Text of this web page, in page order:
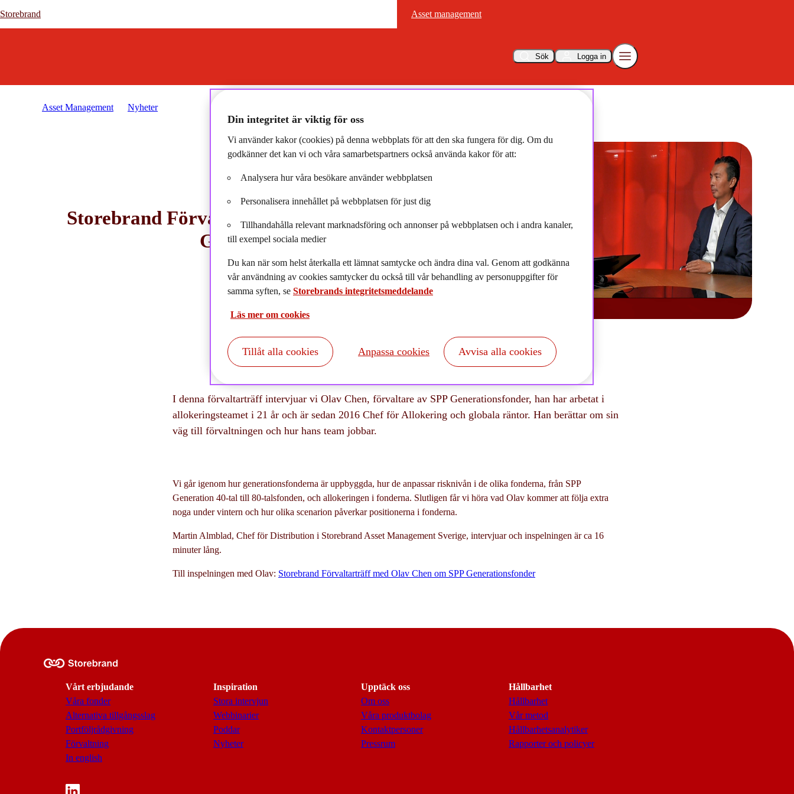
Storebrand Asset management
Sök Logga in
Storebrand Asset management
Asset Management Nyheter
Storebrand Förvaltarträff med Olav Chen om SPP
Generationsfonder
2024-10-09
I denna förvaltarträff intervjuar vi Olav Chen, förvaltare av SPP Generationsfonder, han har arbetat i
allokeringsteamet i 21 år och är sedan 2016 Chef för Allokering och globala räntor. Han berättar om sin
väg till förvaltningen och hur hans team jobbar.
Vi går igenom hur generationsfonderna är uppbyggda, hur de anpassar risknivån i de olika fonderna, från SPP
Generation 40-tal till 80-talsfonden, och allokeringen i fonderna. Slutligen får vi höra vad Olav kommer att följa extra
noga under vintern och hur olika scenarion påverkar positionerna i fonderna.
Martin Almblad, Chef för Distribution i Storebrand Asset Management Sverige, intervjuar och inspelningen är ca 16
minuter lång.
Till inspelningen med Olav: Storebrand Förvaltarträff med Olav Chen om SPP Generationsfonder
Vårt erbjudande
Våra fonder
Alternativa tillgångsslag
Portföljrådgivning
Förvaltning
In english
Inspiration
Stora intervjun
Webbinarier
Poddar
Nyheter
Upptäck oss
Om oss
Våra produktbolag
Kontaktpersoner
Pressrum
Hållbarhet
Hållbarhet
Vår metod
Hållbarhetsanalytiker
Rapporter och policyer
Din integritet är viktig för oss
Vi använder kakor (cookies) på denna webbplats för att den ska fungera för dig. Om du
godkänner det kan vi och våra samarbetspartners också använda kakor för att:
Analysera hur våra besökare använder webbplatsen
Personalisera innehållet på webbplatsen för just dig
Tillhandahålla relevant marknadsföring och annonser på webbplatsen och i andra kanaler,
till exempel sociala medier
Du kan när som helst återkalla ett lämnat samtycke och ändra dina val. Genom att godkänna
vår användning av cookies samtycker du också till vår behandling av personuppgifter för
samma syften, se Storebrands integritetsmeddelande
Läs mer om cookies
Anpassa cookies Avvisa alla cookies
Tillåt alla cookies